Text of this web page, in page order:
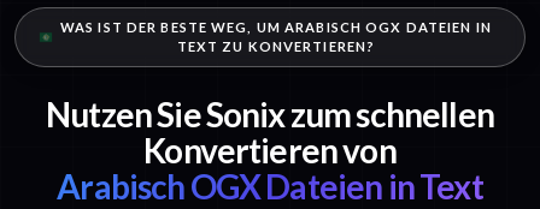
WAS IST DER BESTE WEG, UM ARABISCH OGX DATEIEN IN
TEXT ZU KONVERTIEREN?
Nutzen Sie Sonix zum schnellen
Konvertieren von
Arabisch OGX Dateien in Text